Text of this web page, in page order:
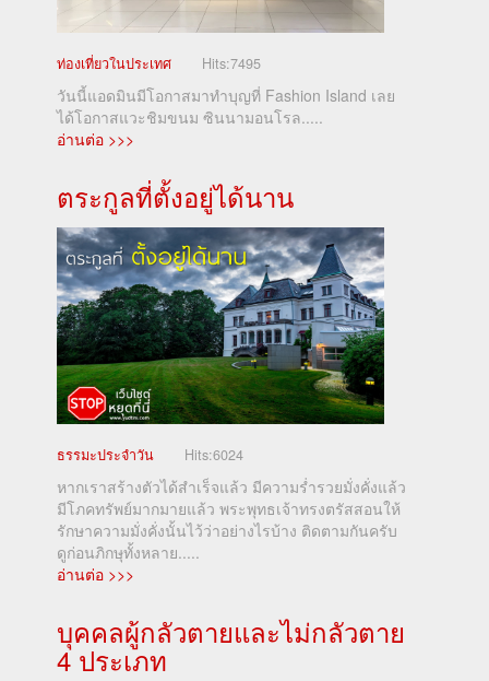
ท่องเที่ยวในประเทศ Hits:7495
วันนี้แอดมินมีโอกาสมาทำบุญที่ Fashion Island เลย
ได้โอกาสแวะชิมขนม ซินนามอนโรล.....
อ่านต่อ >>>
ตระกูลที่ตั้งอยู่ได้นาน
ธรรมะประจำวัน Hits:6024
หากเราสร้างตัวได้สำเร็จแล้ว มีความร่ำรวยมั่งคั่งแล้ว
มีโภคทรัพย์มากมายแล้ว พระพุทธเจ้าทรงตรัสสอนให้
รักษาความมั่งคั่งนั้นไว้ว่าอย่างไรบ้าง ติดตามกันครับ
ดูก่อนภิกษุทั้งหลาย.....
อ่านต่อ >>>
บุคคลผู้กลัวตายและไม่กลัวตาย
4 ประเภท